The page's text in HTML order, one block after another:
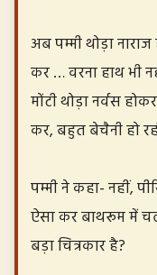
अब पम्मी थोड़ा
कर … वरना हाथ भी
मोंटी थोड़ा नर्वस
कर, बहुत बेचैनी हो
पम्मी ने कहा- नहीं,
ऐसा कर बाथरूम में
बड़ा चित्रकार है?